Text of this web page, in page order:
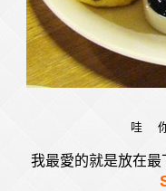
哇 你
我最愛的就是放在最